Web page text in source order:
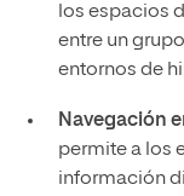
los espacios
entre un
entornos de
Navegación
permite a los
información